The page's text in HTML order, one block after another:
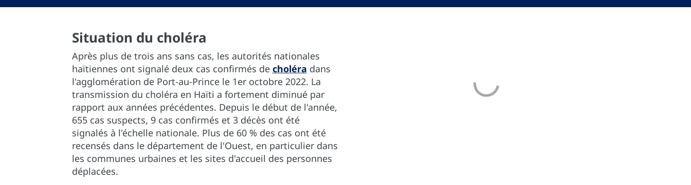
Situation du choléra
Après plus de trois ans sans cas, les autorités nationales
haïtiennes ont signalé deux cas confirmés de choléra dans
l'agglomération de Port-au-Prince le 1er octobre 2022. La
transmission du choléra en Haïti a fortement diminué par
rapport aux années précédentes. Depuis le début de l'année,
655 cas suspects, 9 cas confirmés et 3 décès ont été
signalés à l'échelle nationale. Plus de 60 % des cas ont été
recensés dans le département de l'Ouest, en particulier dans
les communes urbaines et les sites d'accueil des personnes
déplacées.